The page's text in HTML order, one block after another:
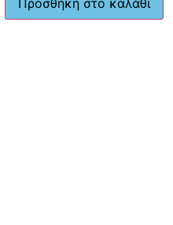
Προσθήκη στο καλάθι